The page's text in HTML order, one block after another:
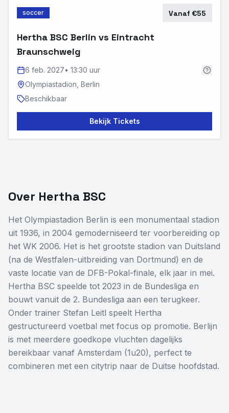
soccer Vanaf €55
Hertha BSC Berlin vs Eintracht
Braunschweig
6 feb. 2027• 13:30 uur
Olympiastadion, Berlin
Beschikbaar
Bekijk Tickets
Over Hertha BSC
Het Olympiastadion Berlin is een monumentaal stadion
uit 1936, in 2004 gemoderniseerd ter voorbereiding op
het WK 2006. Het is het grootste stadion van Duitsland
(na de Westfalen-uitbreiding van Dortmund) en de
vaste locatie van de DFB-Pokal-finale, elk jaar in mei.
Hertha BSC speelde tot 2023 in de Bundesliga en
bouwt vanuit de 2. Bundesliga aan een terugkeer.
Onder trainer Stefan Leitl speelt Hertha
gestructureerd voetbal met focus op promotie. Berlijn
is met meerdere goedkope vluchten dagelijks
bereikbaar vanaf Amsterdam (1u20), perfect te
combineren met een citytrip naar de Duitse hoofdstad.